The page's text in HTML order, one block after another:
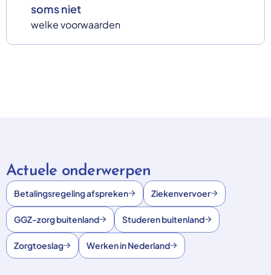
soms niet
welke voorwaarden
Actuele onderwerpen
Betalingsregeling afspreken Ziekenvervoer
GGZ-zorg buitenland Studeren buitenland
Zorgtoeslag Werken in Nederland